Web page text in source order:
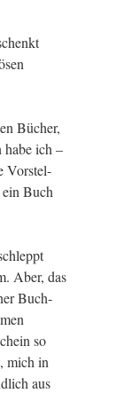
Bücher,
habe ich –
Vor­stel­
Buch
Aber, das
Buch­
so
mich in
aus